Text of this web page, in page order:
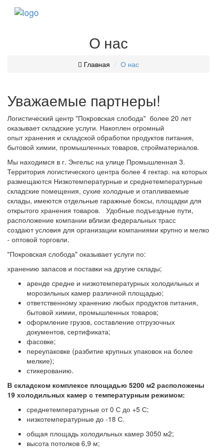
О нас
Главная О нас
Уважаемые партнеры!
Логистический центр "Покровская слобода" более 20 лет
оказывает складские услуги. Накоплен огромный
опыт хранения и складской обработки продуктов питания,
бытовой химии, промышленных товаров, стройматериалов.
Мы находимся в г. Энгельс на улице Промышленная 3.
Территория логистического центра более 4 гектар. на которых
размещаются Низкотемпературные и среднетемпературные
складские помещения, сухие холодные и отапливаемые
склады, имеются отдельные гаражные боксы, площадки для
открытого хранения товаров. Удобные подъездные пути,
расположение компании вблизи федеральных трасс
создают условия для организации компаниями крупно и мелко
- оптовой торговли.
"Покровская слобода" оказывает услуги по:
хранению запасов и поставки на другие склады;
аренде средне и низкотемпературных холодильных и
морозильных камер различной площадью;
ответственному хранению любых продуктов питания,
бытовой химии, промышленных товаров;
оформление грузов, составление отгрузочных
документов, сертификата;
фасовке;
переупаковке (разбитие крупных упаковок на более
мелкие);
стикерованию.
В складском комплексе площадью 5200 м2 расположены
19 холодильных камер с температурным режимом:
среднетемпературные от 0 С до +5 С;
низкотемпературные до -18 С.
общая площадь холодильных камер 3050 м2;
высота потолков 6,9 м;